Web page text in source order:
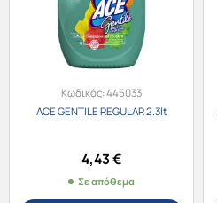
Κωδικός:445033
ACE GENTILE REGULAR 2.3lt
4,43€
Σε απόθεμα